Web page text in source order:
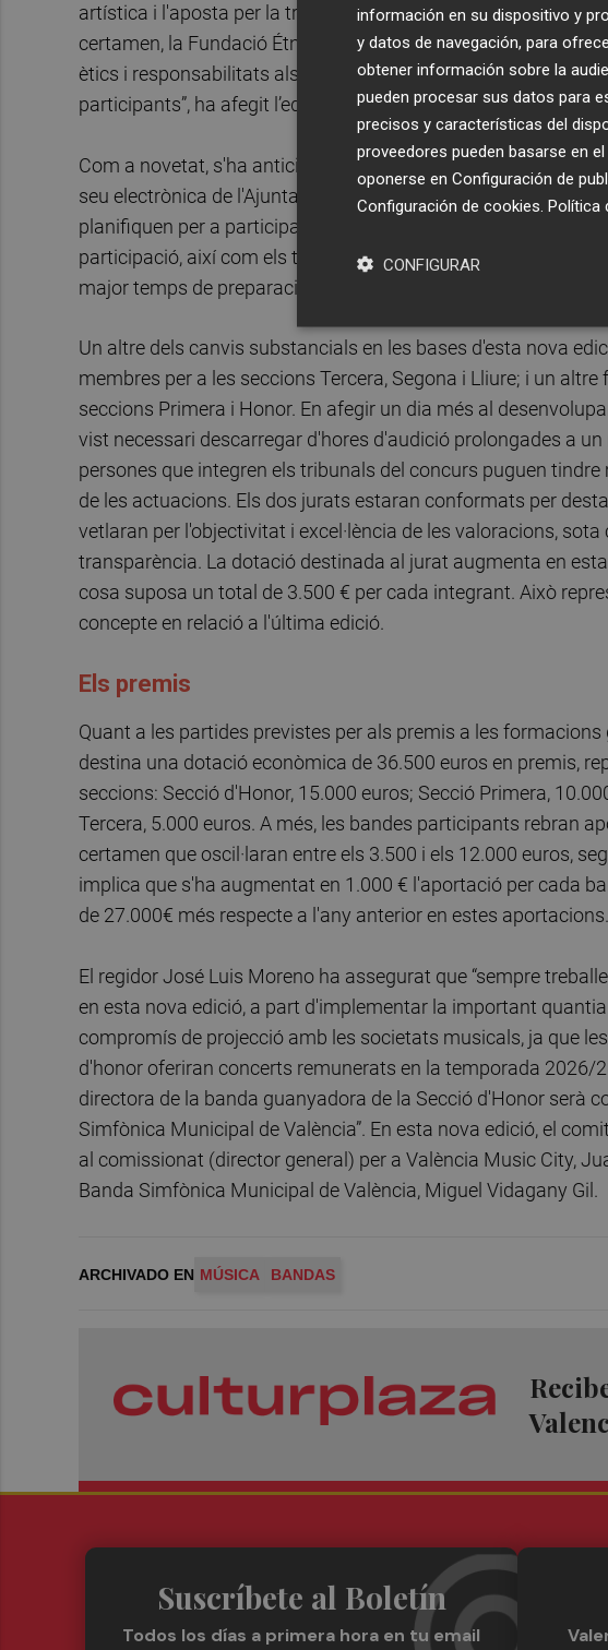
artística i l'aposta per la transparència i la igualtat de
certamen, la Fundació Étnor ha col·laborat amb l'Ajuntament
ètics i responsabilitats als quals s'han de comprometre tant
participants”, ha afegit l’edil.
Com a novetat, s'ha anticipat el termini d'inscripció, que serà
seu electrònica de l'Ajuntament. L'objectiu d'este avançament
planifiquen per a participar en el concurs. En conseqüència,
participació, així com els terminis per al lliurament del
major temps de preparació a totes les bandes participants.
Un altre dels canvis substancials en les bases d'esta nova
membres per a les seccions Tercera, Segona i Lliure; i un
seccions Primera i Honor. En afegir un dia més al
vist necessari descarregar d'hores d'audició prolongades a
persones que integren els tribunals del concurs puguen
de les actuacions. Els dos jurats estaran conformats per
vetlaran per l'objectivitat i excel·lència de les valoracions,
transparència. La dotació destinada al jurat augmenta en
cosa suposa un total de 3.500 € per cada integrant. Això
concepte en relació a l'última edició.
Els premis
Quant a les partides previstes per als premis a les
destina una dotació econòmica de 36.500 euros en premis,
seccions: Secció d'Honor, 15.000 euros; Secció Primera,
Tercera, 5.000 euros. A més, les bandes participants rebran
certamen que oscil·laran entre els 3.500 i els 12.000 euros,
implica que s'ha augmentat en 1.000 € l'aportació per cada
de 27.000€ més respecte a l'any anterior en estes aportacions.
El regidor José Luis Moreno ha assegurat que “sempre
en esta nova edició, a part d'implementar la important
compromís de projecció amb les societats musicals, ja que
d'honor oferiran concerts remunerats en la temporada 2026/
directora de la banda guanyadora de la Secció d'Honor serà
Simfònica Municipal de València”. En esta nova edició, el
al comissionat (director general) per a València Music City,
Banda Simfònica Municipal de València, Miguel Vidagany Gil.
ARCHIVADO EN MÚSICA BANDAS
Suscríbete al Boletín
Todos los días a primera hora en tu email
información en su dispositivo y
y datos de navegación, para
obtener información sobre la
pueden procesar sus datos para
precisos y características del
proveedores pueden basarse en
oponerse en Configuración de
Configuración de cookies Política
CONFIGURAR